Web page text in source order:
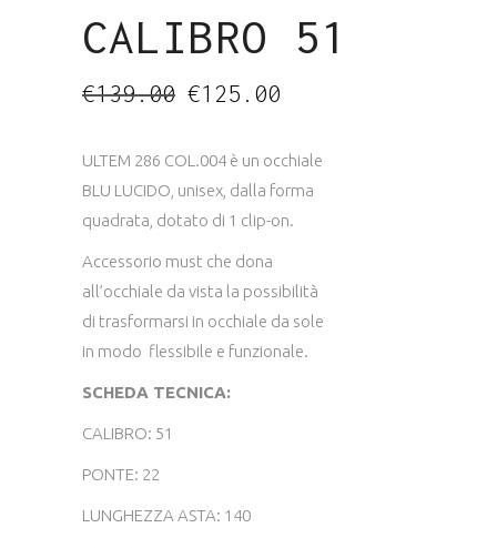
CALIBRO 51
€139.00
Il
prezzo
€139.00.
€125.00
€125.00.
ULTEM 286 COL.004 è un occhiale
BLU LUCIDO, unisex, dalla forma
quadrata, dotato di 1 clip-on.
Accessorio must che dona
all’occhiale da vista la possibilità
di trasformarsi in occhiale da sole
in modo flessibile e funzionale.
SCHEDA TECNICA:
CALIBRO: 51
PONTE: 22
LUNGHEZZA ASTA: 140